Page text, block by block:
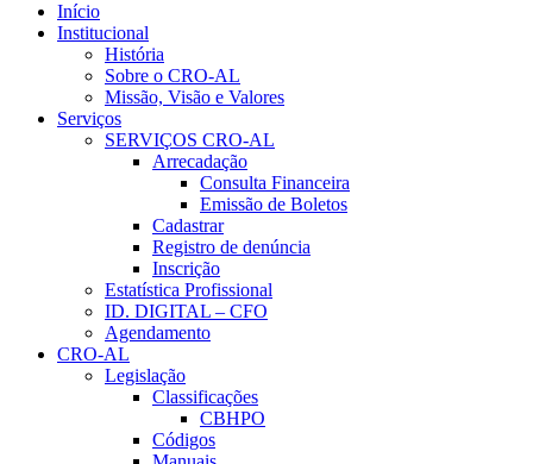
Início
Institucional
História
Sobre o CRO-AL
Missão, Visão e Valores
Serviços
SERVIÇOS CRO-AL
Arrecadação
Consulta Financeira
Emissão de Boletos
Cadastrar
Registro de denúncia
Inscrição
Estatística Profissional
ID. DIGITAL – CFO
Agendamento
CRO-AL
Legislação
Classificações
CBHPO
Códigos